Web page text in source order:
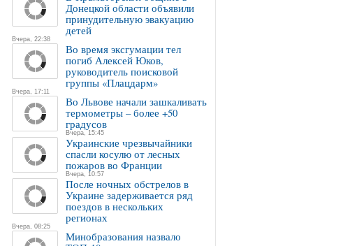
Донецкой области объявили
принудительную эвакуацию
детей
Вчера, 22:38
Во время эксгумации тел
погиб Алексей Юков,
руководитель поисковой
группы «Плацдарм»
Вчера, 17:11
Во Львове начали зашкаливать
термометры – более +50
градусов
Вчера, 15:45
Украинские чрезвычайники
спасли косулю от лесных
пожаров во Франции
Вчера, 10:57
После ночных обстрелов в
Украине задерживается ряд
поездов в нескольких
регионах
Вчера, 08:25
Минобразования назвало